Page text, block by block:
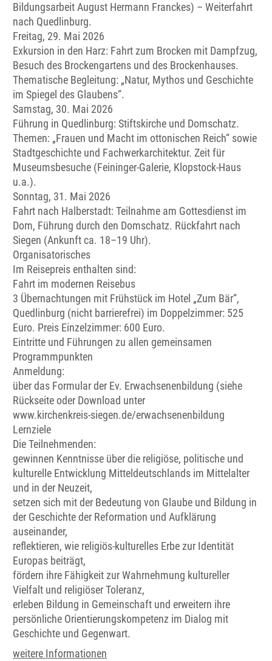
Bildungsarbeit August Hermann Franckes) – Weiterfahrt
nach Quedlinburg.
Freitag, 29. Mai 2026
Exkursion in den Harz: Fahrt zum Brocken mit Dampfzug,
Besuch des Brockengartens und des Brockenhauses.
Thematische Begleitung: „Natur, Mythos und Geschichte
im Spiegel des Glaubens“.
Samstag, 30. Mai 2026
Führung in Quedlinburg: Stiftskirche und Domschatz.
Themen: „Frauen und Macht im ottonischen Reich“ sowie
Stadtgeschichte und Fachwerkarchitektur. Zeit für
Museumsbesuche (Feininger-Galerie, Klopstock-Haus
u.a.).
Sonntag, 31. Mai 2026
Fahrt nach Halberstadt: Teilnahme am Gottesdienst im
Dom, Führung durch den Domschatz. Rückfahrt nach
Siegen (Ankunft ca. 18–19 Uhr).
Organisatorisches
Im Reisepreis enthalten sind:
Fahrt im modernen Reisebus
3 Übernachtungen mit Frühstück im Hotel „Zum Bär“,
Quedlinburg (nicht barrierefrei) im Doppelzimmer: 525
Euro. Preis Einzelzimmer: 600 Euro.
Eintritte und Führungen zu allen gemeinsamen
Programmpunkten
Anmeldung:
über das Formular der Ev. Erwachsenenbildung (siehe
Rückseite oder Download unter
www.kirchenkreis-siegen.de/erwachsenenbildung
Lernziele
Die Teilnehmenden:
gewinnen Kenntnisse über die religiöse, politische und
kulturelle Entwicklung Mitteldeutschlands im Mittelalter
und in der Neuzeit,
setzen sich mit der Bedeutung von Glaube und Bildung in
der Geschichte der Reformation und Aufklärung
auseinander,
reflektieren, wie religiös-kulturelles Erbe zur Identität
Europas beiträgt,
fördern ihre Fähigkeit zur Wahrnehmung kultureller
Vielfalt und religiöser Toleranz,
erleben Bildung in Gemeinschaft und erweitern ihre
persönliche Orientierungskompetenz im Dialog mit
Geschichte und Gegenwart.
weitere Informationen